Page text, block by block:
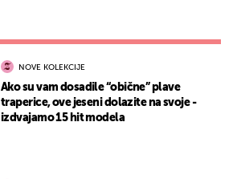
NOVE KOLEKCIJE
Ako su vam dosadile “obične” plave
traperice, ove jeseni dolazite na svoje -
izdvajamo 15 hit modela